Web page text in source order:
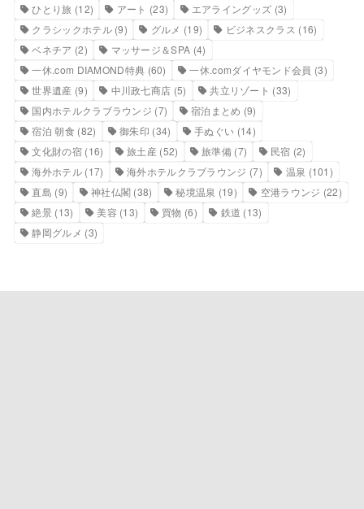
ひとり旅 (12) アート (23) エアライングッズ (3)
クラシックホテル(9) グルメ (19) ビジネスクラス (16)
ベネチア (2) マッサージ＆SPA (4)
一休.com DIAMOND特典 (60) 一休.comダイヤモンド会員 (3)
世界遺産 (9) 中川政七商店 (5) 共立リゾート (33)
国内ホテルクラブラウンジ (7) 宿泊まとめ (9)
宿泊 朝食 (82) 御朱印 (34) 手ぬぐい (14)
文化財の宿(16) 旅土産 (52) 旅準備 (7) 民宿 (2)
海外ホテル(17) 海外ホテルクラブラウンジ (7) 温泉 (101)
直島 (9) 神社仏閣 (38) 秘境温泉 (19) 空港ラウンジ (22)
絶景 (13) 美容 (13) 買物 (6) 鉄道 (13)
静岡グルメ (3)